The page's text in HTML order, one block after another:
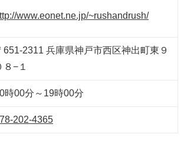
www.eonet.ne.jp/~rushandrush/
651-2311 兵庫県神戸市西区神出町東９
８−１
時00分～19時00分
202-4365